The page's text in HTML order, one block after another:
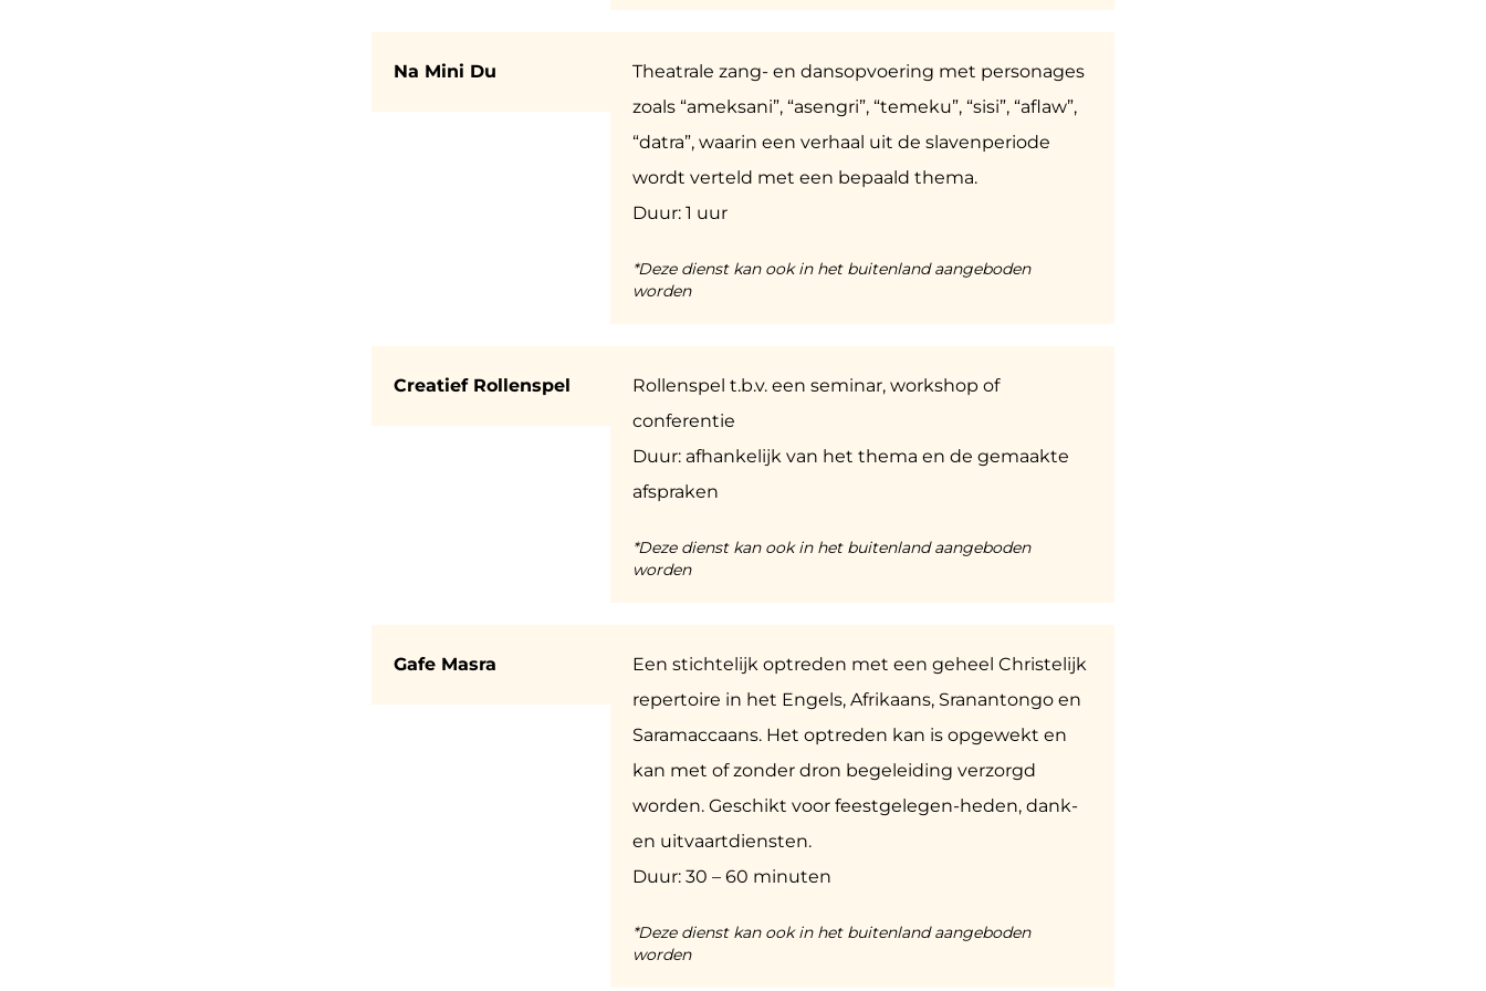
Na Mini Du
Theatrale zang- en dansopvoering met personages
zoals “ameksani”, “asengri”, “temeku”, “sisi”, “aflaw”,
“datra”, waarin een verhaal uit de slavenperiode
wordt verteld met een bepaald thema.
Duur: 1 uur
*Deze dienst kan ook in het buitenland aangeboden
worden
Creatief Rollenspel
Rollenspel t.b.v. een seminar, workshop of
conferentie
Duur: afhankelijk van het thema en de gemaakte
afspraken
*Deze dienst kan ook in het buitenland aangeboden
worden
Gafe Masra
Een stichtelijk optreden met een geheel Christelijk
repertoire in het Engels, Afrikaans, Sranantongo en
Saramaccaans. Het optreden kan is opgewekt en
kan met of zonder dron begeleiding verzorgd
worden. Geschikt voor feestgelegen-heden, dank-
en uitvaartdiensten.
Duur: 30 – 60 minuten
*Deze dienst kan ook in het buitenland aangeboden
worden